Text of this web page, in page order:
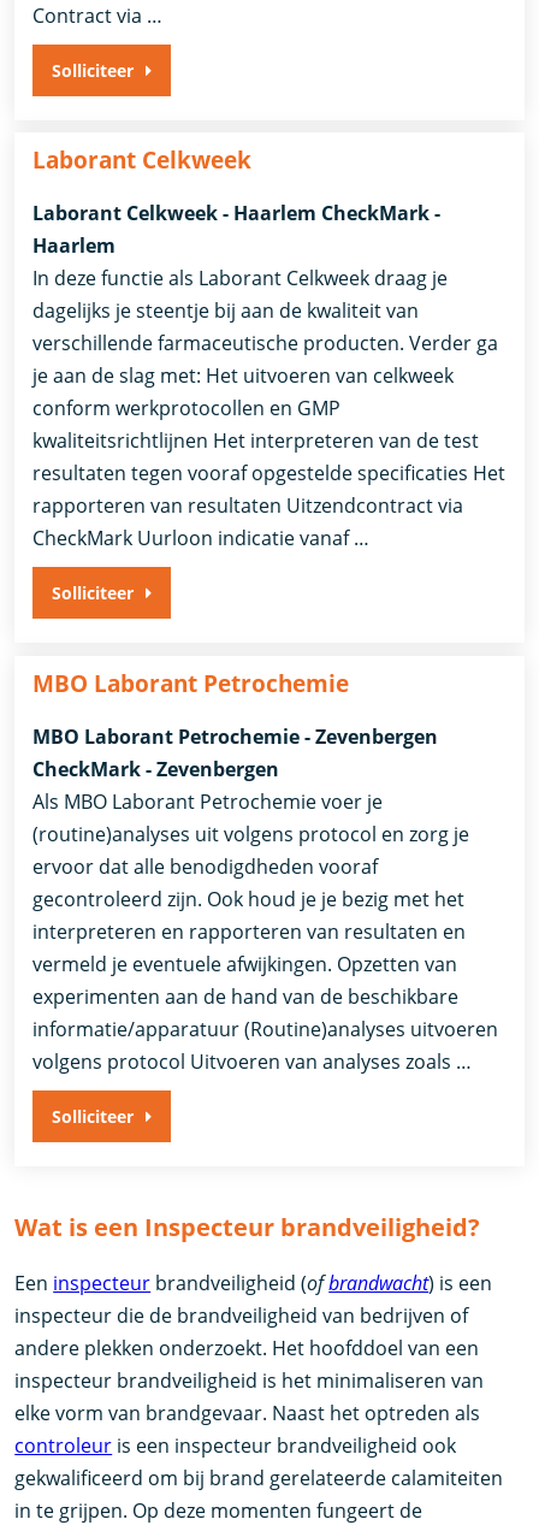
Contract via …
Solliciteer
Laborant Celkweek
Laborant Celkweek - Haarlem CheckMark -
Haarlem
In deze functie als Laborant Celkweek draag je
dagelijks je steentje bij aan de kwaliteit van
verschillende farmaceutische producten. Verder ga
je aan de slag met: Het uitvoeren van celkweek
conform werkprotocollen en GMP
kwaliteitsrichtlijnen Het interpreteren van de test
resultaten tegen vooraf opgestelde specificaties Het
rapporteren van resultaten Uitzendcontract via
CheckMark Uurloon indicatie vanaf …
Solliciteer
MBO Laborant Petrochemie
MBO Laborant Petrochemie - Zevenbergen
CheckMark - Zevenbergen
Als MBO Laborant Petrochemie voer je
(routine)analyses uit volgens protocol en zorg je
ervoor dat alle benodigdheden vooraf
gecontroleerd zijn. Ook houd je je bezig met het
interpreteren en rapporteren van resultaten en
vermeld je eventuele afwijkingen. Opzetten van
experimenten aan de hand van de beschikbare
informatie/apparatuur (Routine)analyses uitvoeren
volgens protocol Uitvoeren van analyses zoals …
Solliciteer
Wat is een Inspecteur brandveiligheid?
Een inspecteur brandveiligheid (ofbrandwacht) is een
inspecteur die de brandveiligheid van bedrijven of
andere plekken onderzoekt. Het hoofddoel van een
inspecteur brandveiligheid is het minimaliseren van
elke vorm van brandgevaar. Naast het optreden als
controleur is een inspecteur brandveiligheid ook
gekwalificeerd om bij brand gerelateerde calamiteiten
in te grijpen. Op deze momenten fungeert de